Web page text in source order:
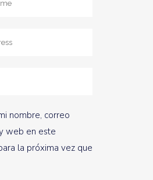
nombre, correo
web en este
la próxima vez que